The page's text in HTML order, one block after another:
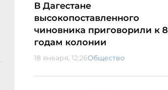
В Дагестане
высокопоставленного
чиновника приговорили к 8
годам колонии
18 января, 12:26Общество